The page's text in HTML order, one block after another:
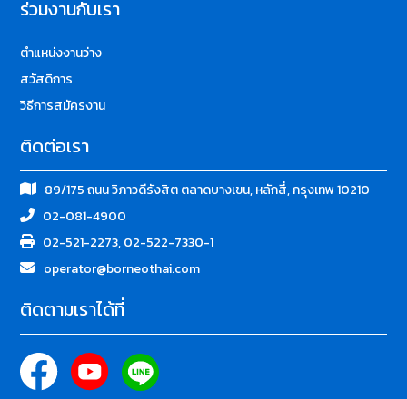
ร่วมงานกับเรา
ตำแหน่งงานว่าง
สวัสดิการ
วิธีการสมัครงาน
ติดต่อเรา
89/175 ถนน วิภาวดีรังสิต ตลาดบางเขน, หลักสี่, กรุงเทพ 10210
02-081-4900
02-521-2273, 02-522-7330-1
operator@borneothai.com
ติดตามเราได้ที่